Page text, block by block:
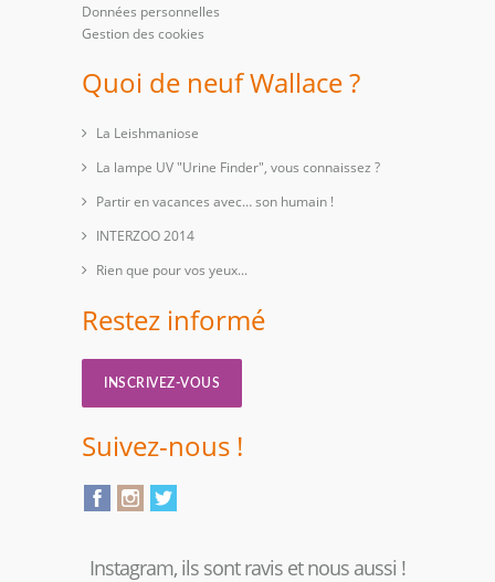
Données personnelles
Gestion des cookies
Quoi de neuf Wallace ?
La Leishmaniose
La lampe UV "Urine Finder", vous connaissez ?
Partir en vacances avec… son humain !
INTERZOO 2014
Rien que pour vos yeux...
Restez informé
INSCRIVEZ-VOUS
Suivez-nous !
Instagram, ils sont ravis et nous aussi !